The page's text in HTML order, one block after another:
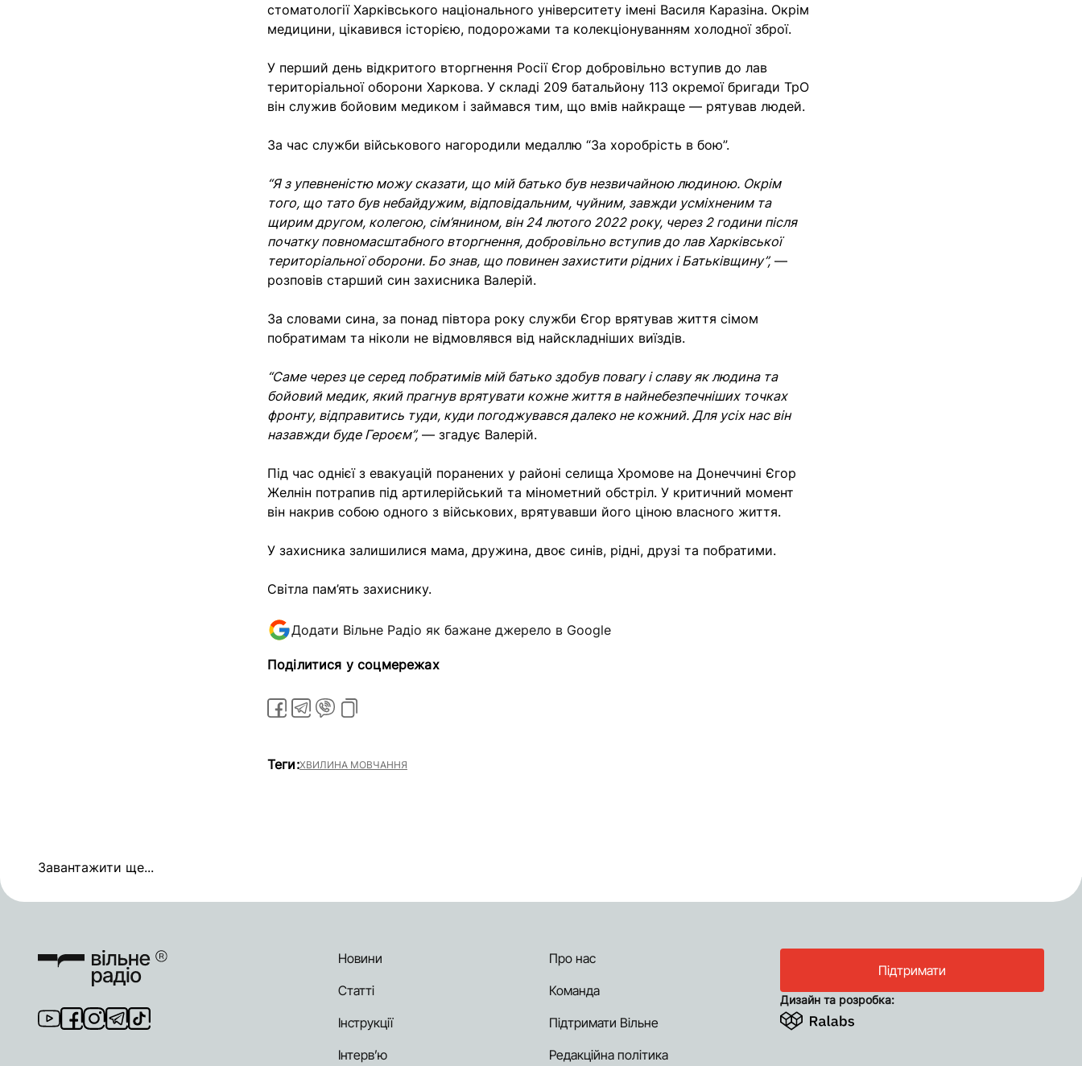
стоматології Харківського національного університету імені Василя Каразіна. Окрім
медицини, цікавився історією, подорожами та колекціонуванням холодної зброї.
У перший день відкритого вторгнення Росії Єгор добровільно вступив до лав
територіальної оборони Харкова. У складі 209 батальйону 113 окремої бригади ТрО
він служив бойовим медиком і займався тим, що вмів найкраще — рятував людей.
За час служби військового нагородили медаллю “За хоробрість в бою”.
“Я з упевненістю можу сказати, що мій батько був незвичайною людиною. Окрім
того, що тато був небайдужим, відповідальним, чуйним, завжди усміхненим та
щирим другом, колегою, сім’янином, він 24 лютого 2022 року, через 2 години після
початку повномасштабного вторгнення, добровільно вступив до лав Харківської
територіальної оборони. Бо знав, що повинен захистити рідних і Батьківщину”, —
розповів старший син захисника Валерій.
За словами сина, за понад півтора року служби Єгор врятував життя сімом
побратимам та ніколи не відмовлявся від найскладніших виїздів.
“Саме через це серед побратимів мій батько здобув повагу і славу як людина та
бойовий медик, який прагнув врятувати кожне життя в найнебезпечніших точках
фронту, відправитись туди, куди погоджувався далеко не кожний. Для усіх нас він
назавжди буде Героєм”, — згадує Валерій.
Під час однієї з евакуацій поранених у районі селища Хромове на Донеччині Єгор
Желнін потрапив під артилерійський та мінометний обстріл. У критичний момент
він накрив собою одного з військових, врятувавши його ціною власного життя.
У захисника залишилися мама, дружина, двоє синів, рідні, друзі та побратими.
Світла пам’ять захиснику.
Додати Вільне Радіо як бажане джерело в Google
Поділитися у соцмережах
Теги:ХВИЛИНА МОВЧАННЯ
Завантажити ще...
Новини
Статті
Інструкції
Інтерв’ю
Про нас
Команда
Підтримати Вільне
Редакційна політика
Підтримати
Дизайн та розробка: